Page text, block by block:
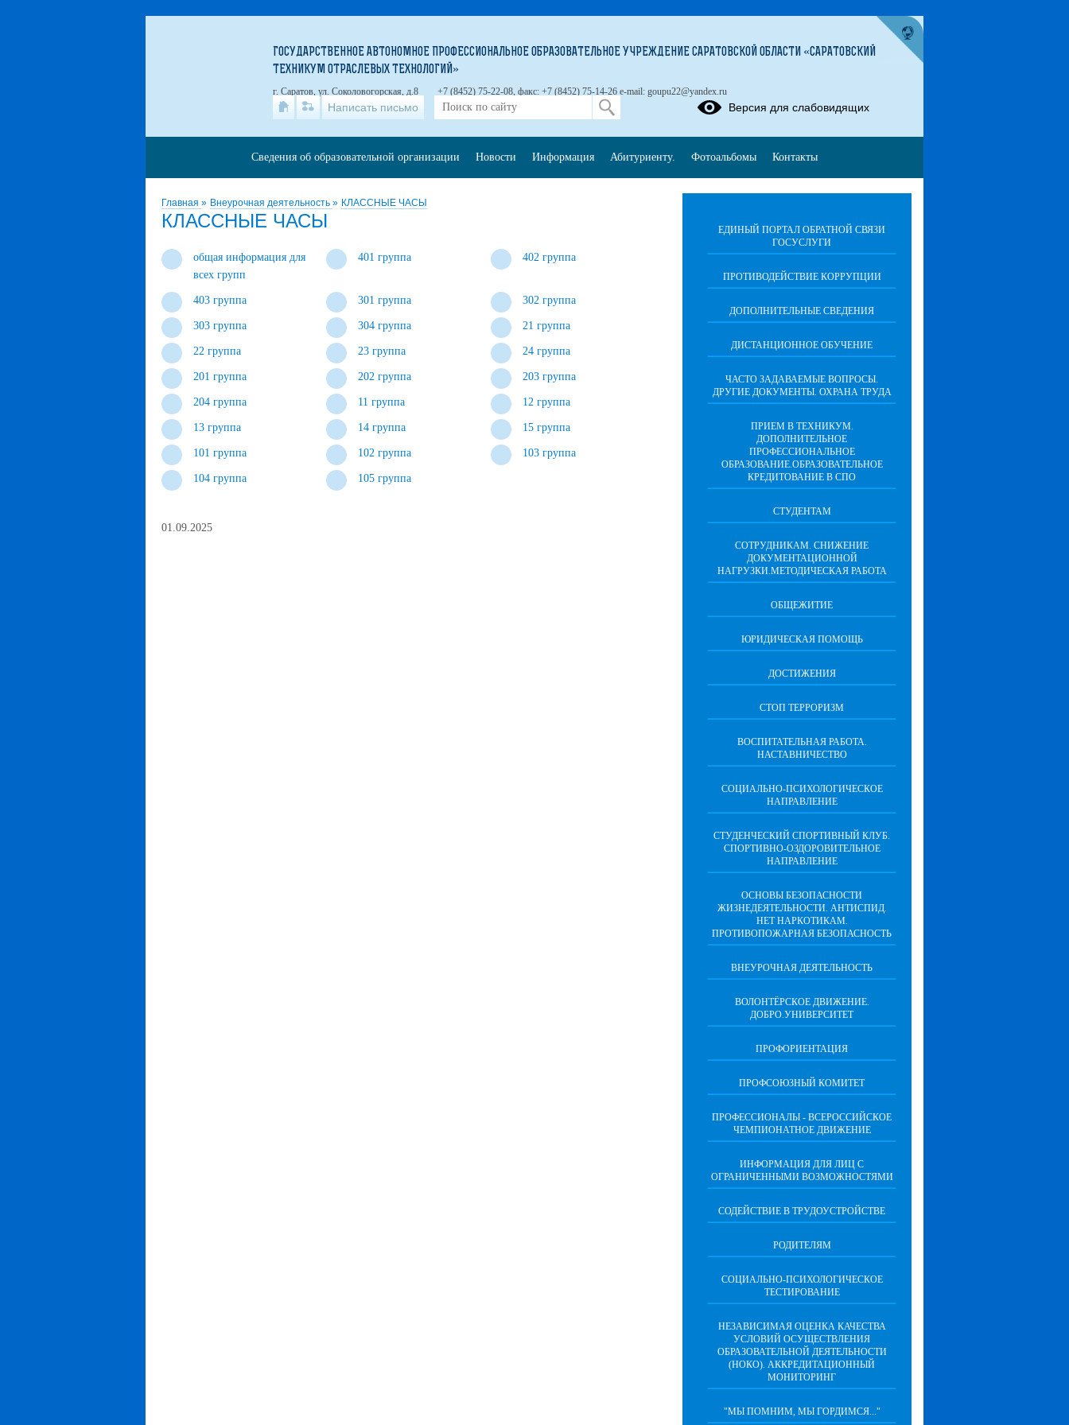
Главная » Внеурочная деятельность » КЛАССНЫЕ ЧАСЫ
КЛАССНЫЕ ЧАСЫ
общая информация для
всех групп
401 группа 402 группа
403 группа 301 группа 302 группа
303 группа 304 группа 21 группа
22 группа 23 группа 24 группа
201 группа 202 группа 203 группа
204 группа 11 группа 12 группа
13 группа 14 группа 15 группа
101 группа 102 группа 103 группа
104 группа 105 группа
01.09.2025
ЕДИНЫЙ ПОРТАЛ ОБРАТНОЙ СВЯЗИ
ГОСУСЛУГИ
ПРОТИВОДЕЙСТВИЕ КОРРУПЦИИ
ДОПОЛНИТЕЛЬНЫЕ СВЕДЕНИЯ
ДИСТАНЦИОННОЕ ОБУЧЕНИЕ
ЧАСТО ЗАДАВАЕМЫЕ ВОПРОСЫ.
ДРУГИЕ ДОКУМЕНТЫ. ОХРАНА ТРУДА
ПРИЕМ В ТЕХНИКУМ.
ДОПОЛНИТЕЛЬНОЕ
ПРОФЕССИОНАЛЬНОЕ
ОБРАЗОВАНИЕ.ОБРАЗОВАТЕЛЬНОЕ
КРЕДИТОВАНИЕ В СПО
СТУДЕНТАМ
СОТРУДНИКАМ. СНИЖЕНИЕ
ДОКУМЕНТАЦИОННОЙ
НАГРУЗКИ.МЕТОДИЧЕСКАЯ РАБОТА
ОБЩЕЖИТИЕ
ЮРИДИЧЕСКАЯ ПОМОЩЬ
ДОСТИЖЕНИЯ
СТОП ТЕРРОРИЗМ
ВОСПИТАТЕЛЬНАЯ РАБОТА.
НАСТАВНИЧЕСТВО
СОЦИАЛЬНО-ПСИХОЛОГИЧЕСКОЕ
НАПРАВЛЕНИЕ
СТУДЕНЧЕСКИЙ СПОРТИВНЫЙ КЛУБ.
СПОРТИВНО-ОЗДОРОВИТЕЛЬНОЕ
НАПРАВЛЕНИЕ
ОСНОВЫ БЕЗОПАСНОСТИ
ЖИЗНЕДЕЯТЕЛЬНОСТИ. АНТИСПИД.
НЕТ НАРКОТИКАМ.
ПРОТИВОПОЖАРНАЯ БЕЗОПАСНОСТЬ
ВНЕУРОЧНАЯ ДЕЯТЕЛЬНОСТЬ
ВОЛОНТЁРСКОЕ ДВИЖЕНИЕ.
ДОБРО.УНИВЕРСИТЕТ
ПРОФОРИЕНТАЦИЯ
ПРОФСОЮЗНЫЙ КОМИТЕТ
ПРОФЕССИОНАЛЫ - ВСЕРОССИЙСКОЕ
ЧЕМПИОНАТНОЕ ДВИЖЕНИЕ
ИНФОРМАЦИЯ ДЛЯ ЛИЦ С
ОГРАНИЧЕННЫМИ ВОЗМОЖНОСТЯМИ
СОДЕЙСТВИЕ В ТРУДОУСТРОЙСТВЕ
РОДИТЕЛЯМ
СОЦИАЛЬНО-ПСИХОЛОГИЧЕСКОЕ
ТЕСТИРОВАНИЕ
НЕЗАВИСИМАЯ ОЦЕНКА КАЧЕСТВА
УСЛОВИЙ ОСУЩЕСТВЛЕНИЯ
ОБРАЗОВАТЕЛЬНОЙ ДЕЯТЕЛЬНОСТИ
(НОКО). АККРЕДИТАЦИОННЫЙ
МОНИТОРИНГ
"МЫ ПОМНИМ, МЫ ГОРДИМСЯ..."
ГОСУДАРСТВЕННОЕ АВТОНОМНОЕ ПРОФЕССИОНАЛЬНОЕ ОБРАЗОВАТЕЛЬНОЕ УЧРЕЖДЕНИЕ САРАТОВСКОЙ ОБЛАСТИ «САРАТОВСКИЙ
ТЕХНИКУМ ОТРАСЛЕВЫХ ТЕХНОЛОГИЙ»
г. Саратов, ул. Соколовогорская, д.8 +7 (8452) 75-22-08, факс: +7 (8452) 75-14-26 е-mail: goupu22@yandex.ru
Написать письмо Версия для слабовидящих
Сведения об образовательной организации Новости Информация Абитуриенту. Фотоальбомы Контакты